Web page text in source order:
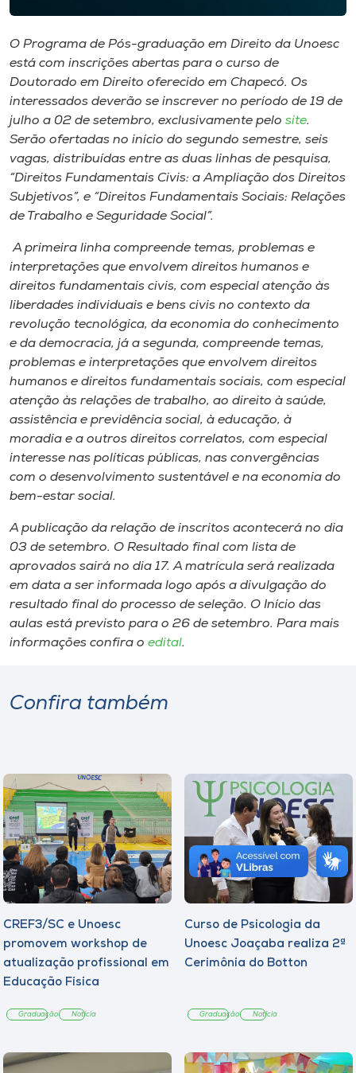
Museu
Unoesc
Store
Selecione
o idioma
A-
O Programa de Pós-graduação em Direito da Unoesc
está com inscrições abertas para o curso de
Doutorado em Direito oferecido em Chapecó. Os
interessados deverão se inscrever no período de 19 de
julho a 02 de setembro, exclusivamente pelo site.
Serão ofertadas no início do segundo semestre, seis
vagas, distribuídas entre as duas linhas de pesquisa,
“Direitos Fundamentais Civis: a Ampliação dos Direitos
Subjetivos”, e “Direitos Fundamentais Sociais: Relações
de Trabalho e Seguridade Social”.
A primeira linha compreende temas, problemas e
interpretações que envolvem direitos humanos e
direitos fundamentais civis, com especial atenção às
liberdades individuais e bens civis no contexto da
revolução tecnológica, da economia do conhecimento
e da democracia, já a segunda, compreende temas,
problemas e interpretações que envolvem direitos
humanos e direitos fundamentais sociais, com especial
atenção às relações de trabalho, ao direito à saúde,
assistência e previdência social, à educação, à
moradia e a outros direitos correlatos, com especial
interesse nas políticas públicas, nas convergências
com o desenvolvimento sustentável e na economia do
bem-estar social.
A publicação da relação de inscritos acontecerá no dia
03 de setembro. O Resultado final com lista de
aprovados sairá no dia 17. A matrícula será realizada
em data a ser informada logo após a divulgação do
resultado final do processo de seleção. O Início das
aulas está previsto para o 26 de setembro. Para mais
informações confira o edital.
Confira também
CREF3/SC e Unoesc
promovem workshop de
atualização profissional em
Educação Física
Graduação Notícia
Curso de Psicologia da
Unoesc Joaçaba realiza 2ª
Cerimônia do Botton
Graduação Notícia